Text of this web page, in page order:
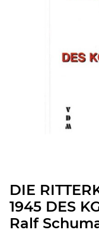
DIE
1945 DES
Ralf